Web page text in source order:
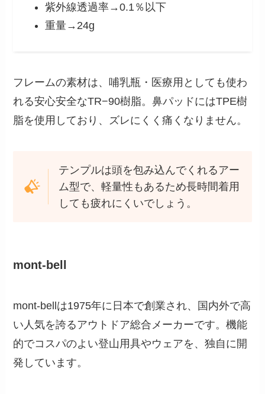
紫外線透過率→0.1％以下
重量→24g
フレームの素材は、哺乳瓶・医療用としても使わ
れる安心安全なTR−90樹脂。鼻パッドにはTPE樹
脂を使用しており、ズレにくく痛くなりません。
テンプルは頭を包み込んでくれるアー
ム型で、軽量性もあるため長時間着用
しても疲れにくいでしょう。
mont-bell
mont-bellは1975年に日本で創業され、国内外で高
い人気を誇るアウトドア総合メーカーです。機能
的でコスパのよい登山用具やウェアを、独自に開
発しています。